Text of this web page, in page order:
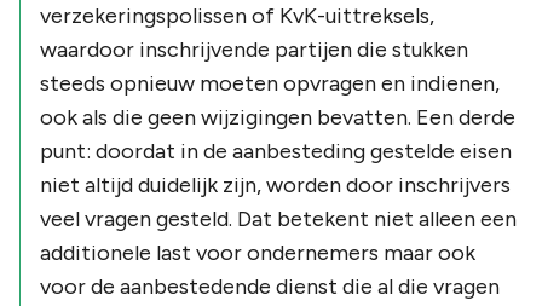
verzekeringspolissen of KvK-uittreksels,
waardoor inschrijvende partijen die stukken
steeds opnieuw moeten opvragen en indienen,
ook als die geen wijzigingen bevatten. Een derde
punt: doordat in de aanbesteding gestelde eisen
niet altijd duidelijk zijn, worden door inschrijvers
veel vragen gesteld. Dat betekent niet alleen een
additionele last voor ondernemers maar ook
voor de aanbestedende dienst die al die vragen